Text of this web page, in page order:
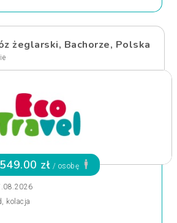
żeglarski, Bachorze, Polska
zł / osobę
kolacja